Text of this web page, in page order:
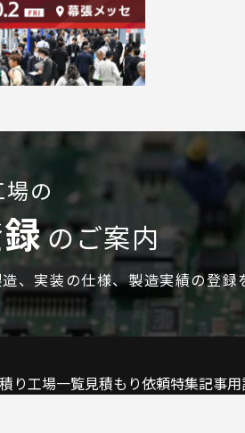
の
のご案内
、実装の仕様、製造実績の登録
り工場一覧見積もり依頼特集記事